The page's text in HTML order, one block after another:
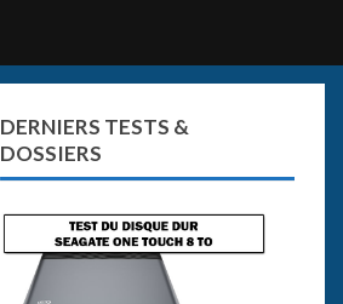
DERNIERS TESTS &
DOSSIERS